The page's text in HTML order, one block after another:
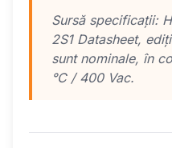
Sursă specificații:
2S1 Datasheet,
sunt nominale, în
°C / 400 Vac.